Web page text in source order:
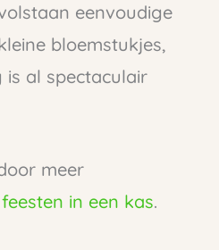
eenvoudige
bloemstukjes,
al spectaculair
meer
in een kas.